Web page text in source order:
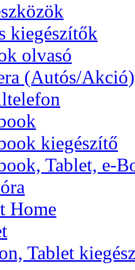
kiegészítők
olvasó
(Autós/Akció)
kiegészítő
Tablet, e-
Home
Tablet